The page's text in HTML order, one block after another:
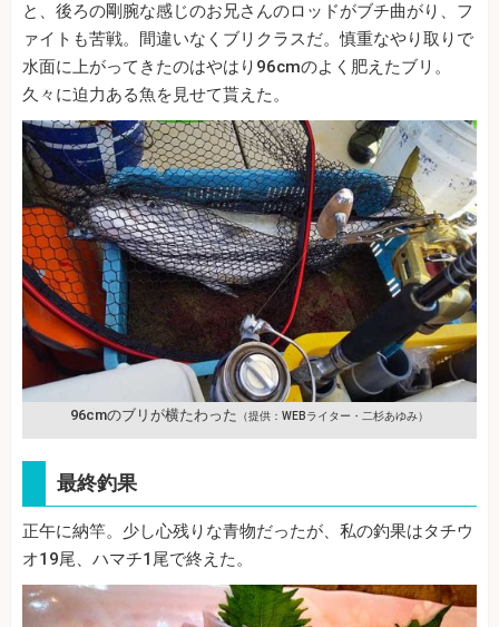
と、後ろの剛腕な感じのお兄さんのロッドがブチ曲がり、フ
ァイトも苦戦。間違いなくブリクラスだ。慎重なやり取りで
水面に上がってきたのはやはり96cmのよく肥えたブリ。
久々に迫力ある魚を見せて貰えた。
96cmのブリが横たわった （提供：WEBライター・二杉あゆみ）
最終釣果
正午に納竿。少し心残りな青物だったが、私の釣果はタチウ
オ19尾、ハマチ1尾で終えた。